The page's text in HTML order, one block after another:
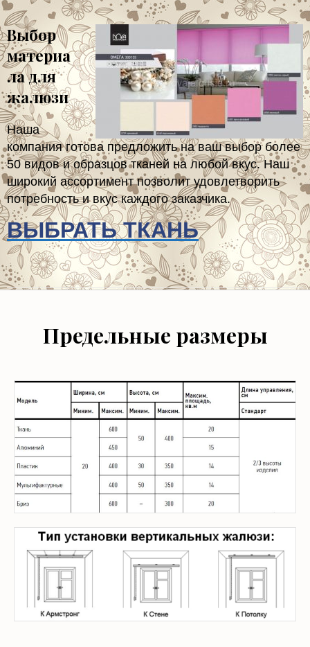
Выбор
материа
ла для
жалюзи
Наша
компания готова предложить на ваш выбор более
50 видов и образцов тканей на любой вкус. Наш
широкий ассортимент позволит удовлетворить
потребность и вкус каждого заказчика.
ВЫБРАТЬ ТКАНЬ